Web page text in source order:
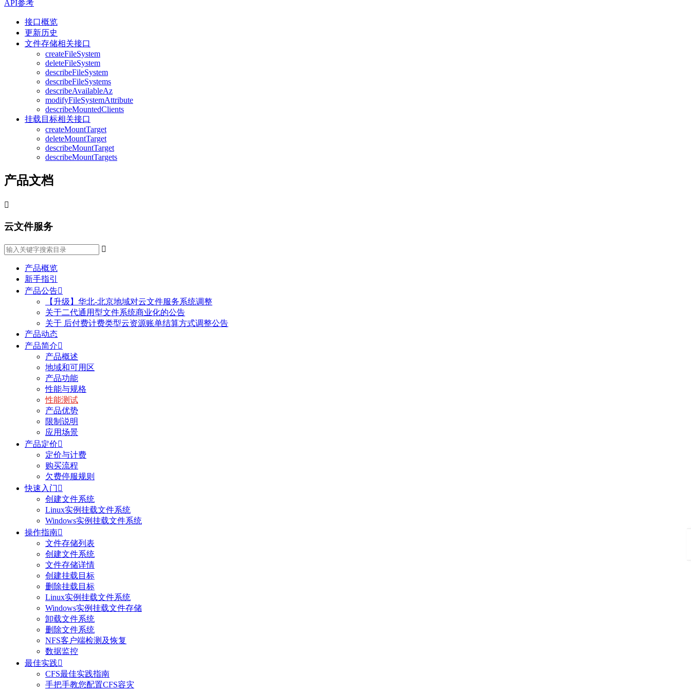
API参考
接口概览
更新历史
文件存储相关接口
createFileSystem
deleteFileSystem
describeFileSystem
describeFileSystems
describeAvailableAz
modifyFileSystemAttribute
describeMountedClients
挂载目标相关接口
createMountTarget
deleteMountTarget
describeMountTarget
describeMountTargets
产品文档

云文件服务

产品概览
新手指引
产品公告
【升级】华北-北京地域对云文件服务系统调整
关于二代通用型文件系统商业化的公告
关于 后付费计费类型云资源账单结算方式调整公告
产品动态
产品简介
产品概述
地域和可用区
产品功能
性能与规格
性能测试
产品优势
限制说明
应用场景
产品定价
定价与计费
购买流程
欠费停服规则
快速入门 
创建文件系统
Linux实例挂载文件系统
Windows实例挂载文件系统
操作指南
文件存储列表
创建文件系统
文件存储详情
创建挂载目标
删除挂载目标
Linux实例挂载文件系统
Windows实例挂载文件存储
卸载文件系统
删除文件系统
NFS客户端检测及恢复
数据监控
最佳实践
CFS最佳实践指南
手把手教您配置CFS容灾